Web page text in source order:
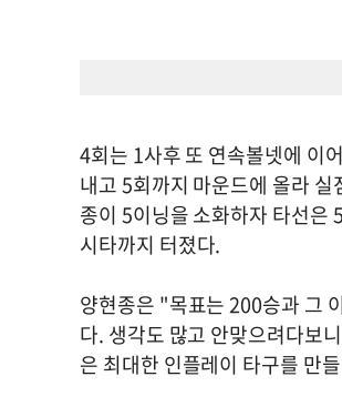
4회는 1사후 또 연속볼넷에 이
내고 5회까지 마운드에 올라
종이 5이닝을 소화하자 타선은
시타까지 터졌다.
양현종은 "목표는 200승과 그
다. 생각도 많고 안맞으려다보
은 최대한 인플레이 타구를 만